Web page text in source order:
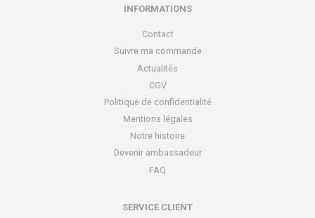
INFORMATIONS
Contact
Suivre ma commande
Actualités
CGV
Politique de confidentialité
Mentions légales
Notre histoire
Devenir ambassadeur
FAQ
SERVICE CLIENT